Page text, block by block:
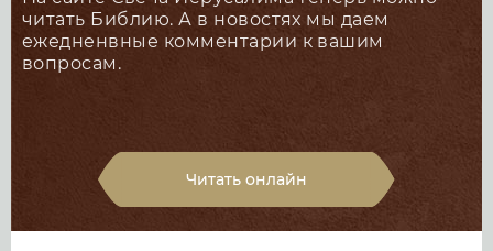
читать Библию. А в новостях мы даем
ежедненвные комментарии к вашим
вопросам.
Читать онлайн